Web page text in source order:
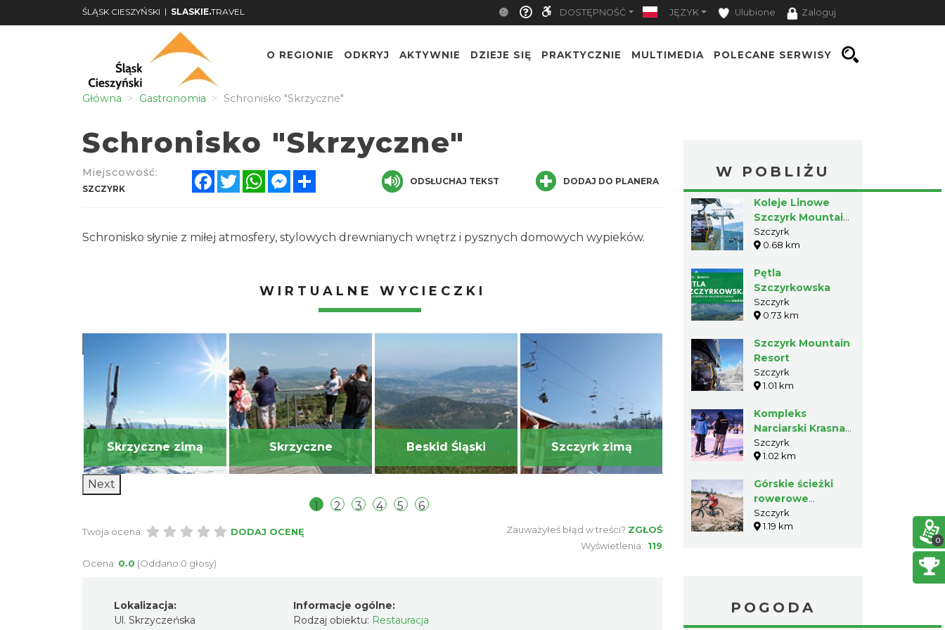
ŚLĄSK CIESZYŃSKI | SLASKIE.TRAVEL DOSTĘPNOŚĆ JĘZYK Ulubione Zaloguj
O REGIONIE ODKRYJ AKTYWNIE DZIEJE SIĘ PRAKTYCZNIE MULTIMEDIA POLECANE SERWISY
Główna Gastronomia Schronisko "Skrzyczne"
Schronisko "Skrzyczne"
Miejscowość:
SZCZYRK
FacebookTwitterWhatsAppMessenger ODSŁUCHAJ TEKST DODAJ DO PLANERA
Schronisko słynie z miłej atmosfery, stylowych drewnianych wnętrz i pysznych domowych wypieków.
WIRTUALNE WYCIECZKI
Skrzyczne zimą Skrzyczne Beskid Śląski Szczyrk zimą Beskidy zimą
Next
1
2 3 4 5 6
Twoja ocena: DODAJ OCENĘ
Ocena: 0.0 (Oddano 0 głosy)
Zauważyłeś błąd w treści? ZGŁOŚ
Wyświetlenia: 119
Lokalizacja:
Ul. Skrzyczeńska
Informacje ogólne:
Rodzaj obiektu: Restauracja
W POBLIŻU
Koleje Linowe
Szczyrk Mountain
Resort
Szczyrk
0.68 km
Pętla
Szczyrkowska
Szczyrk
0.73 km
Szczyrk Mountain
Resort
Szczyrk
1.01 km
Kompleks
Narciarski Krasnal
& Skrzat
Szczyrk
1.02 km
Górskie ścieżki
rowerowe
Szczyrk Enduro
Trails by TREK w
Szczyrk
1.19 km
POGODA
0